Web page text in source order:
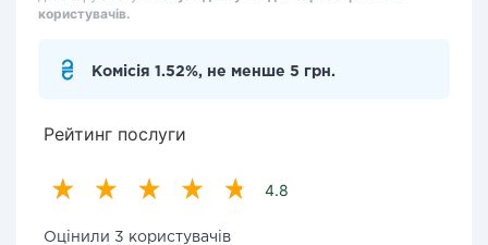
користувачів.
Комісія 1.52%, не менше 5 грн.
Рейтинг послуги
4.8
Оцінили 3 користувачів